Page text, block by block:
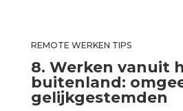
REMOTE WERKEN TIPS
8. Werken vanuit
buitenland:
gelijkgestemden